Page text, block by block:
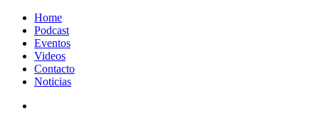
Home
Podcast
Eventos
Videos
Contacto
Noticias